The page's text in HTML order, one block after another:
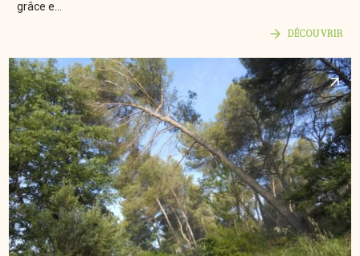
grâce e...
DÉCOUVRIR